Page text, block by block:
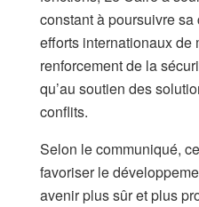
constant à poursuivre
efforts internationaux de
renforcement de la
qu’au soutien des
conflits.
Selon le communiqué,
favoriser le
avenir plus sûr et plus